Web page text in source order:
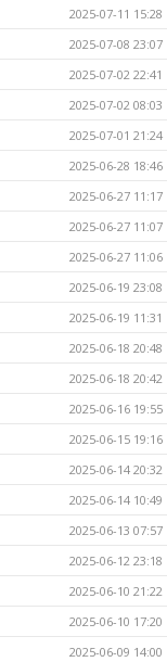
2025-07-11 15:28
2025-07-08 23:07
2025-07-02 22:41
2025-07-02 08:03
2025-07-01 21:24
2025-06-28 18:46
2025-06-27 11:17
2025-06-27 11:07
2025-06-27 11:06
2025-06-19 23:08
2025-06-19 11:31
2025-06-18 20:48
2025-06-18 20:42
2025-06-16 19:55
2025-06-15 19:16
2025-06-14 20:32
2025-06-14 10:49
2025-06-13 07:57
2025-06-12 23:18
2025-06-10 21:22
2025-06-10 17:20
2025-06-09 14:00